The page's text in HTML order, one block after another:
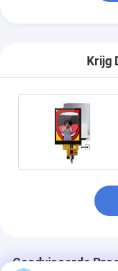
Krijg
Geadviseerde